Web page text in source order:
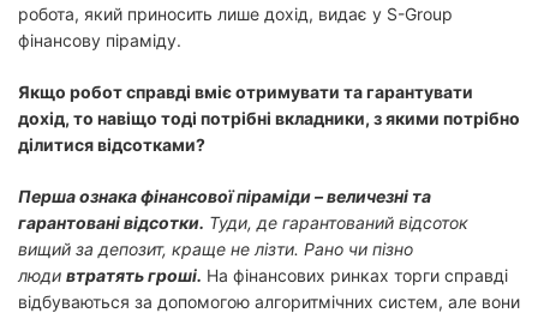
робота, який приносить лише дохід, видає у S-Group
фінансову піраміду.
Якщо робот справді вміє отримувати та гарантувати
дохід, то навіщо тоді потрібні вкладники, з якими потрібно
ділитися відсотками?
Перша ознака фінансової піраміди – величезні та
гарантовані відсотки. Туди, де гарантований відсоток
вищий за депозит, краще не лізти. Рано чи пізно
люди втратять гроші. На фінансових ринках торги справді
відбуваються за допомогою алгоритмічних систем, але вони